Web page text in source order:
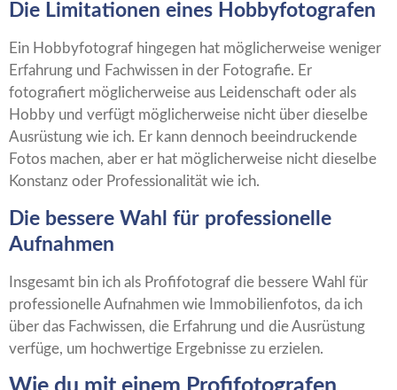
Die Limitationen eines Hobbyfotografen
Ein Hobbyfotograf hingegen hat möglicherweise weniger
Erfahrung und Fachwissen in der Fotografie. Er
fotografiert möglicherweise aus Leidenschaft oder als
Hobby und verfügt möglicherweise nicht über dieselbe
Ausrüstung wie ich. Er kann dennoch beeindruckende
Fotos machen, aber er hat möglicherweise nicht dieselbe
Konstanz oder Professionalität wie ich.
Die bessere Wahl für professionelle
Aufnahmen
Insgesamt bin ich als Profifotograf die bessere Wahl für
professionelle Aufnahmen wie Immobilienfotos, da ich
über das Fachwissen, die Erfahrung und die Ausrüstung
verfüge, um hochwertige Ergebnisse zu erzielen.